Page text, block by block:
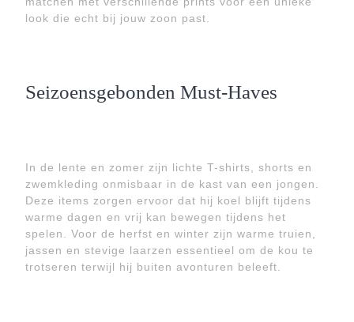
look die echt bij jouw zoon past.
Seizoensgebonden Must-Haves
In de lente en zomer zijn lichte T-shirts, shorts en
zwemkleding onmisbaar in de kast van een jongen.
Deze items zorgen ervoor dat hij koel blijft tijdens
warme dagen en vrij kan bewegen tijdens het
spelen. Voor de herfst en winter zijn warme truien,
jassen en stevige laarzen essentieel om de kou te
trotseren terwijl hij buiten avonturen beleeft.